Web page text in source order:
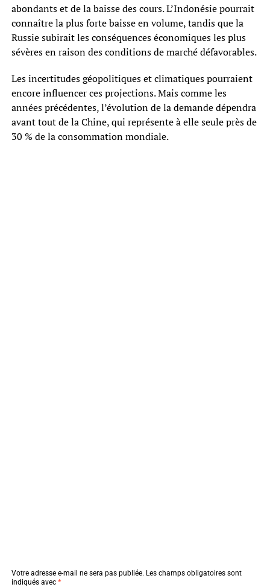
abondants et de la baisse des cours. L’Indonésie pourrait
connaître la plus forte baisse en volume, tandis que la
Russie subirait les conséquences économiques les plus
sévères en raison des conditions de marché défavorables.
Les incertitudes géopolitiques et climatiques pourraient
encore influencer ces projections. Mais comme les
années précédentes, l’évolution de la demande dépendra
avant tout de la Chine, qui représente à elle seule près de
30 % de la consommation mondiale.
Votre adresse e-mail ne sera pas publiée. Les champs obligatoires sont
indiqués avec *